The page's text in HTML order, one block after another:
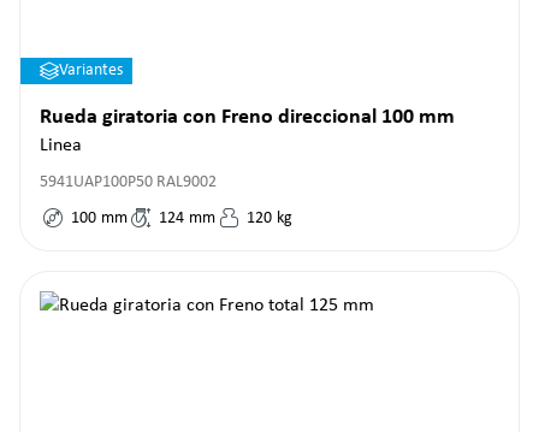
Variantes
Rueda giratoria con Freno direccional 100 mm
Linea
5941UAP100P50 RAL9002
100 mm 124 mm 120 kg